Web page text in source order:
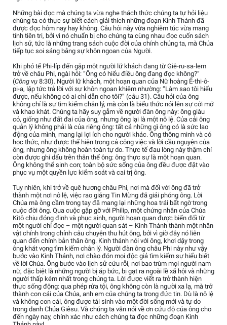
Những bài đọc mà chúng ta vừa nghe thách thức chúng ta tự hỏi liệu
chúng ta có thực sự biết cách giải thích những đoạn Kinh Thánh đã
được đọc hôm nay hay không. Câu hỏi này vừa nghiêm túc vừa mang
tính tiên tri, bởi vì nó chuẩn bị cho chúng ta cùng nhau đọc cuốn sách
lịch sử, tức là những trang sách cuộc đời của chính chúng ta, mà Chúa
tiếp tục soi sáng bằng sự khôn ngoan của Người.
Khi phó tế Phi-líp đến gặp một người lữ khách đang từ Giê-ru-sa-lem
trở về châu Phi, ngài hỏi: “Ông có hiểu điều ông đang đọc không?”
(Công vụ 8:30). Người lữ khách, một hoạn quan của Nữ hoàng Ê-thi-ô-
pi-a, lập tức trả lời với sự khôn ngoan khiêm nhường: “Làm sao tôi hiểu
được, nếu không có ai chỉ dẫn cho tôi?” (câu 31). Câu hỏi của ông
không chỉ là sự tìm kiếm chân lý, mà còn là biểu thức nói lên sự cởi mở
và khao khát. Chúng ta hãy suy gẫm về người đàn ông này: ông giàu
có, giống như đất đai của ông, nhưng ông lại là một nô lệ. Của cải ông
quản lý không phải là của riêng ông: tất cả những gì ông có là sức lao
động của mình, mang lại lợi ích cho người khác. Ông thông minh và có
học thức, như được thể hiện trong cả công việc và lời cầu nguyện của
ông, nhưng ông không hoàn toàn tự do. Thực tế đau lòng này thậm chí
còn được ghi dấu trên thân thể ông: ông thực sự là một hoạn quan.
Ông không thể sinh con; toàn bộ sức sống của ông đều được đặt vào
phục vụ một quyền lực kiểm soát và cai trị ông.
Tuy nhiên, khi trở về quê hương châu Phi, nơi mà đối với ông đã trở
thành một nơi nô lệ, việc rao giảng Tin Mừng đã giải phóng ông. Lời
Chúa mà ông cầm trong tay đã mang lại những hoa trái bất ngờ trong
cuộc đời ông. Qua cuộc gặp gỡ với Philip, một chứng nhân của Chúa
Kitô chịu đóng đinh và phục sinh, người hoạn quan được biến đổi từ
một người chỉ đọc – một người quan sát – Kinh Thánh thành một nhân
vật chính trong chính câu chuyện thu hút ông, bởi vì giờ đây nó liên
quan đến chính bản thân ông. Kinh thánh nói với ông, khơi dậy trong
ông khát vọng tìm kiếm chân lý. Người đàn ông châu Phi này như vậy
bước vào Kinh Thánh, nơi chào đón mọi độc giả tìm kiếm sự hiểu biết
về lời Chúa. Ông bước vào lịch sử cứu rỗi, nơi bao trùm mọi người nam
nữ, đặc biệt là những người bị áp bức, bị gạt ra ngoài lề xã hội và những
người thấp kém nhất trong chúng ta. Lời được viết ra trở thành hiện
thực sống động: qua phép rửa tội, ông không còn là người xa lạ, mà trở
thành con cái của Chúa, anh em của chúng ta trong đức tin. Dù là nô lệ
và không con cái, ông được tái sinh vào một đời sống mới và tự do
trong danh Chúa Giêsu. Và chúng ta vẫn nói về ơn cứu độ của ông cho
đến ngày nay, chính xác như cách chúng ta đọc những đoạn Kinh